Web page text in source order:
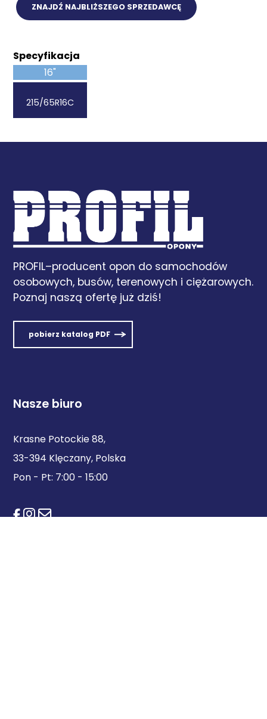
ZNAJDŹ NAJBLIŻSZEGO SPRZEDAWCĘ
Specyfikacja
16"
215/65R16C
PROFIL–producent opon do samochodów
osobowych, busów, terenowych i ciężarowych.
Poznaj naszą ofertę już dziś!
pobierz katalog PDF
Nasze biuro
Krasne Potockie 88,
33-394 Klęczany, Polska
Pon - Pt: 7:00 - 15:00